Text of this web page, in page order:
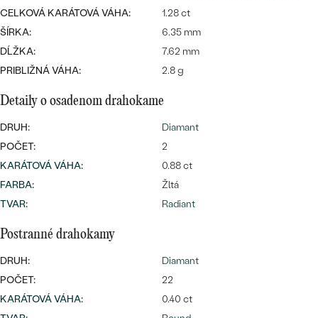
Najpredávanejšie
svadobné
obrúčky
DRAHOKAM
ZLATO
PLATINA
STRIEBRO
S DRAHOKAMAMI
S LAB GROWN DIAMANTMI
S PERLAMI
PODĽA ŠTÝLU
PERSONALIZOVANÉ
SYMBOLICKÉ
MINIMALISTICKÉ
PODĽA PRÍLEŽITOSTI
PODĽA FARBY
CENOVO DOSTUPNÉ
LUXUSNÉ
LUXUSNÉ
CELKOVÁ KARÁTOVÁ VÁHA:
1.28 ct
ŠÍRKA:
6.35 mm
DĹŽKA:
7.62 mm
PRIBLIŽNÁ VÁHA:
2.8 g
Detaily o osadenom drahokame
DRUH:
Diamant
POČET:
2
KARÁTOVÁ VÁHA:
0.88 ct
FARBA:
Žltá
TVAR: Radiant
Postranné drahokamy
DRUH:
Diamant
POČET:
22
KARÁTOVÁ VÁHA:
0.40 ct